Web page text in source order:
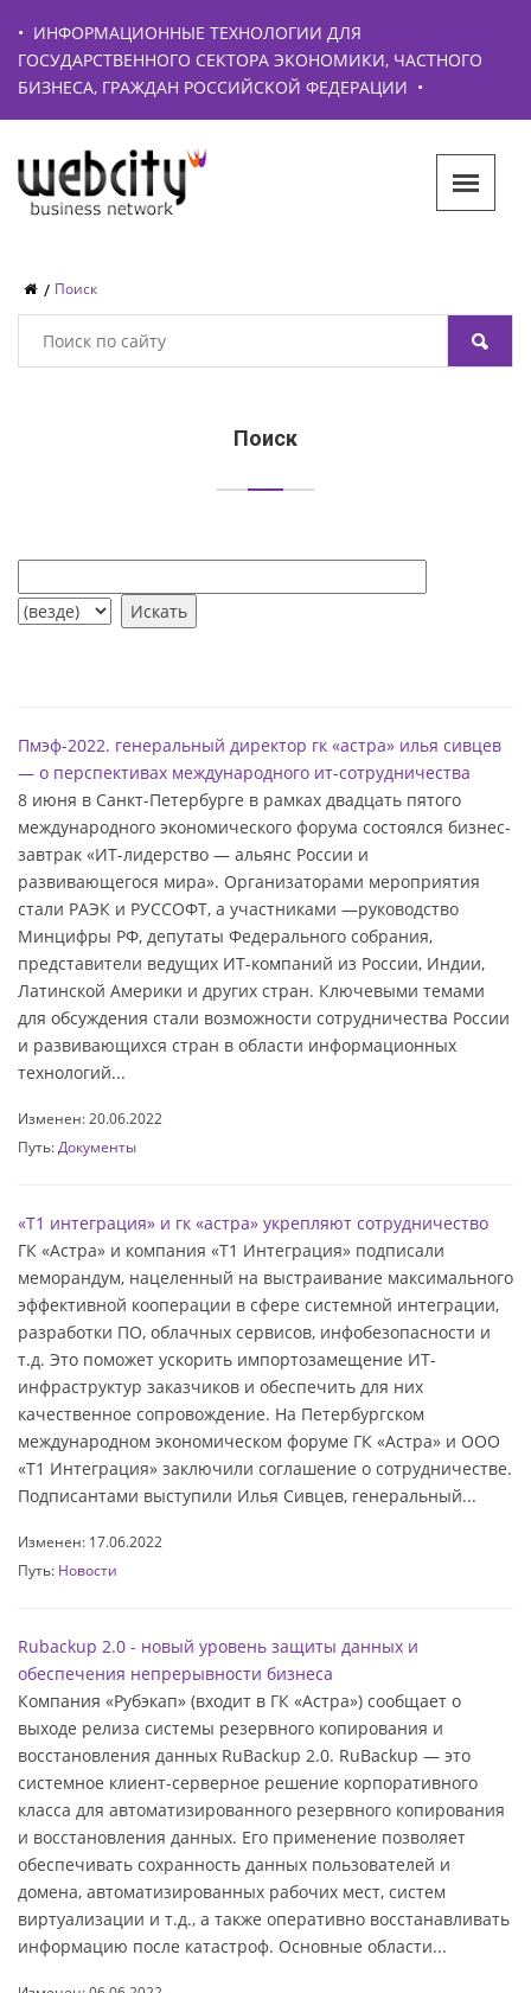
• ИНФОРМАЦИОННЫЕ ТЕХНОЛОГИИ ДЛЯ
ГОСУДАРСТВЕННОГО СЕКТОРА ЭКОНОМИКИ, ЧАСТНОГО
БИЗНЕСА, ГРАЖДАН РОССИЙСКОЙ ФЕДЕРАЦИИ •
Поиск
Поиск
Пмэф-2022. генеральный директор гк «астра» илья сивцев
— о перспективах международного ит-сотрудничества
8 июня в Санкт-Петербурге в рамках двадцать пятого
международного экономического форума состоялся бизнес-
завтрак «ИТ-лидерство — альянс России и
развивающегося мира». Организаторами мероприятия
стали РАЭК и РУССОФТ, а участниками —руководство
Минцифры РФ, депутаты Федерального собрания,
представители ведущих ИТ-компаний из России, Индии,
Латинской Америки и других стран. Ключевыми темами
для обсуждения стали возможности сотрудничества России
и развивающихся стран в области информационных
технологий...
Изменен: 20.06.2022
Путь: Документы
«Т1 интеграция» и гк «астра» укрепляют сотрудничество
ГК «Астра» и компания «Т1 Интеграция» подписали
меморандум, нацеленный на выстраивание максимального
эффективной кооперации в сфере системной интеграции,
разработки ПО, облачных сервисов, инфобезопасности и
т.д. Это поможет ускорить импортозамещение ИТ-
инфраструктур заказчиков и обеспечить для них
качественное сопровождение. На Петербургском
международном экономическом форуме ГК «Астра» и ООО
«Т1 Интеграция» заключили соглашение о сотрудничестве.
Подписантами выступили Илья Сивцев, генеральный...
Изменен: 17.06.2022
Путь: Новости
Rubackup 2.0 - новый уровень защиты данных и
обеспечения непрерывности бизнеса
Компания «Рубэкап» (входит в ГК «Астра») сообщает о
выходе релиза системы резервного копирования и
восстановления данных RuBackup 2.0. RuBackup — это
системное клиент-серверное решение корпоративного
класса для автоматизированного резервного копирования
и восстановления данных. Его применение позволяет
обеспечивать сохранность данных пользователей и
домена, автоматизированных рабочих мест, систем
виртуализации и т.д., а также оперативно восстанавливать
информацию после катастроф. Основные области...